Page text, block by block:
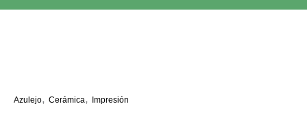
Azulejo, Cerámica, Impresión